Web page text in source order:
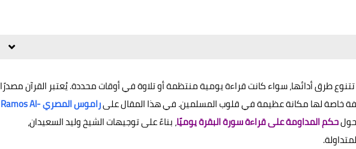
تتنوع طرق أدائها، سواء كانت قراءة يومية منتظمة أو تلاوة في أوقات محددة. يُعتبر القرآن مصدرًا
خاصة لها مكانة عظيمة في قلوب المسلمين. في هذا المقال على
راموس المصري Ramos Al-
حكم المداومة على قراءة سورة البقرة يوميًا، بناءً على توجيهات الشيخ وليد السعيدان،